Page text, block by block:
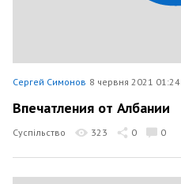
Сергей Симонов 8 червня 2021 01:24
Впечатления от Албании
Суспільство 323 0 0